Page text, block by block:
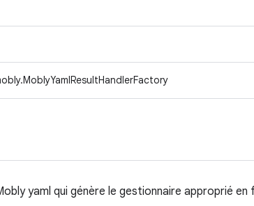
yaml qui génère le gestionnaire approprié